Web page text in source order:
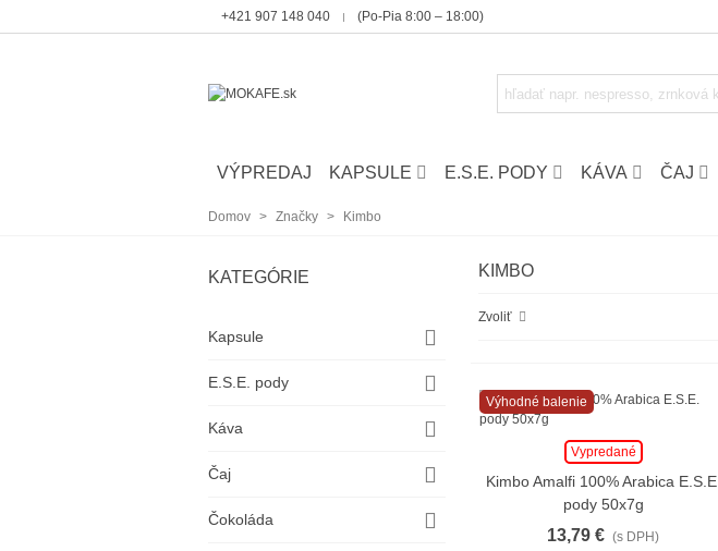
‭+421 907 148 040 (Po-Pia 8:00 – 18:00)
VÝPREDAJ KAPSULE E.S.E. PODY KÁVA ČAJ
Domov > Značky > Kimbo
KATEGÓRIE
Kapsule
E.S.E. pody
Káva
Čaj
Čokoláda
KIMBO
Zvoliť
Výhodné balenie
Vypredané
Kimbo Amalfi 100% Arabica E.S.E.
pody 50x7g
13,79 € (s DPH)